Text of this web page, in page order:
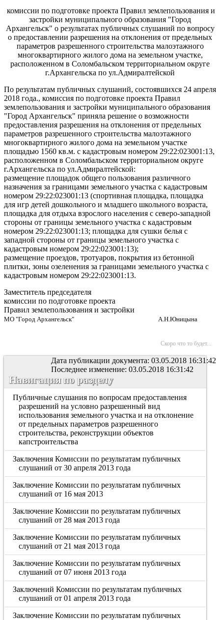
комиссии по подготовке проекта Правил землепользования и
застройки муниципального образования "Город
Архангельск" о результатах публичных слушаний по вопросу
о предоставлении разрешения на отклонения от предельных
параметров разрешенного строительства малоэтажного
многоквартирного жилого дома на земельном участке,
расположенном в Соломбальском территориальном округе
г.Архангельска по ул.Адмиралтейской
По результатам публичных слушаний, состоявшихся 24 апреля
2018 года., комиссия по подготовке проекта Правил
землепользования и застройки муниципального образования
"Город Архангельск" приняла решение о возможности
предоставления разрешения на отклонения от предельных
параметров разрешенного строительства малоэтажного
многоквартирного жилого дома на земельном участке
площадью 1560 кв.м. с кадастровым номером 29:22:023001:13,
расположенном в Соломбальском территориальном округе
г.Архангельска по ул.Адмиралтейской:
размещение площадок общего пользования различного
назначения за границами земельного участка с кадастровым
номером 29:22:023001:13 (спортивная площадка, площадка
для игр детей дошкольного и младшего школьного возраста,
площадка для отдыха взрослого населения с северо-западной
стороны от границы земельного участка с кадастровым
номером 29:22:023001:13; площадка для сушки белья с
западной стороны от границы земельного участка с
кадастровым номером 29:22:023001:13);
размещение проездов, тротуаров, покрытия из бетонной
плитки, зоны озеленения за границами земельного участка с
кадастровым номером 29:22:023001:13.
Заместитель председателя
комиссии по подготовке проекта
Правил землепользования и застройки
МО "Город Архангельск" А.Н.Юницына
Скоро что то будет...
Дата публикации документа: 03.05.2018 16:31:42
Последнее изменение: 03.05.2018 16:31:42
Навигация по разделу
Публичные слушания по вопросам предоставления
разрешений на условно разрешенный вид
использования земельного участка и на отклонение
от предельных параметров разрешенного
строительства, реконструкции объектов
капстроительства
Заключения Комиссии по результатам публичных
слушаний от 30 апреля 2013 года
Заключение Комиссии по результатам публичных
слушаний от 16 мая 2013
Заключение Комиссии по результатам публичных
слушаний от 28 мая 2013 года
Заключение Комиссии по результатам публичных
слушаний от 21 мая 2013 года
Заключение Комиссии по результатам публичных
слушаний от 07 июня 2013 года
Заключений Комиссии по результатам публичных
слушаний от 01 апреля 2013 года
Заключение Комиссии по результатам публичных